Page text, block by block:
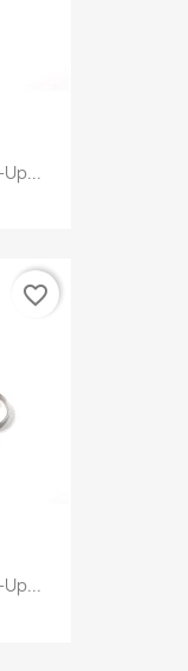
favorite_border